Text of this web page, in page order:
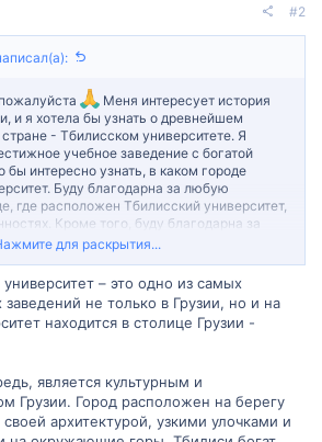
#2
Меня интересует история
и я хотела бы узнать о древнейшем
- Тбилисском университете. Я
учебное заведение с богатой
бы интересно узнать, в каком городе
Буду благодарна за любую
где расположен Тбилисский университет,
Кроме того, буду благодарна за
или выпускников Тбилисского
присутствуют на форуме, по поводу
мероприятий или других
жизни в университете. Заранее благодарю
рекомендации!
для раскрытия...
– это одно из самых
не только в Грузии, но и на
находится в столице Грузии -
является культурным и
Грузии. Город расположен на берегу
архитектурой, узкими улочками и